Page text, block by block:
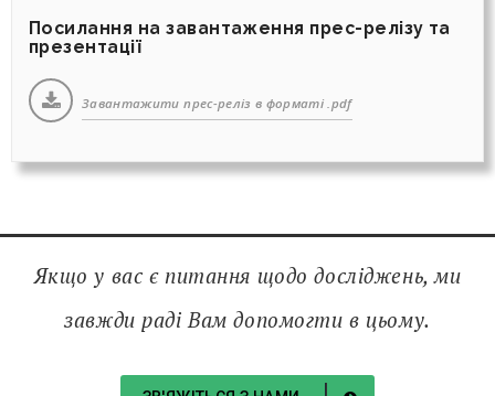
Посилання на завантаження прес-релізу та
презентації
Завантажити прес-реліз в форматі .pdf
Якщо у вас є питання щодо досліджень, ми
завжди раді Вам допомогти в цьому.